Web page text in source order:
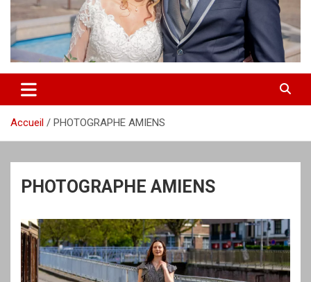
Accueil PHOTOGRAPHE AMIENS
PHOTOGRAPHE AMIENS